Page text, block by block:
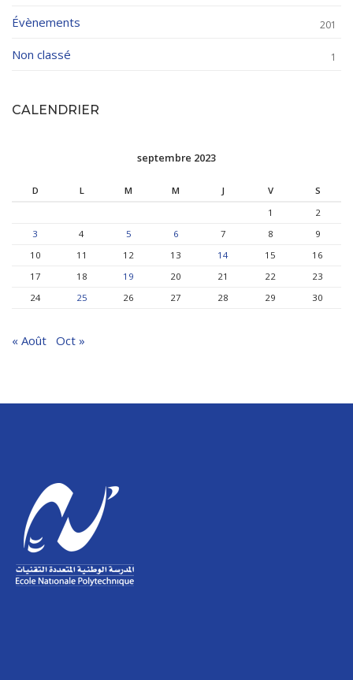
Évènements 201
Non classé 1
CALENDRIER
septembre 2023
D L M M J V
S
1
2
3
4 5 6 7 8
9
10
11 12 13 14 15
16
17
18 19 20 21 22
23
24
25 26 27 28 29 30
« Août Oct »